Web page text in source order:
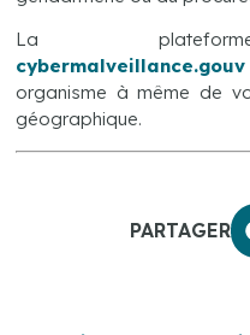
La plateforme
cybermalveillance.gouv
organisme à même de
géographique.
PARTAGER